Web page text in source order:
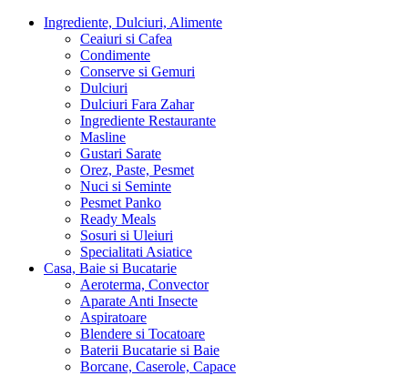
Ingrediente, Dulciuri, Alimente
Ceaiuri si Cafea
Condimente
Conserve si Gemuri
Dulciuri
Dulciuri Fara Zahar
Ingrediente Restaurante
Masline
Gustari Sarate
Orez, Paste, Pesmet
Nuci si Seminte
Pesmet Panko
Ready Meals
Sosuri si Uleiuri
Specialitati Asiatice
Casa, Baie si Bucatarie
Aeroterma, Convector
Aparate Anti Insecte
Aspiratoare
Blendere si Tocatoare
Baterii Bucatarie si Baie
Borcane, Caserole, Capace